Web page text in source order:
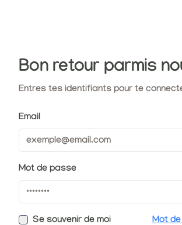
Bon retour parmis
Entres tes identifiants pour te
Email
Mot de passe
Se souvenir de moi Mot